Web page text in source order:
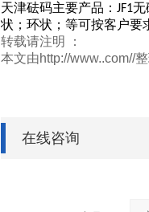
天津砝码主要产品： JF1无
状；环状；等可按客户要
转载请注明 ：
本文由http://www..com//整
在线咨询